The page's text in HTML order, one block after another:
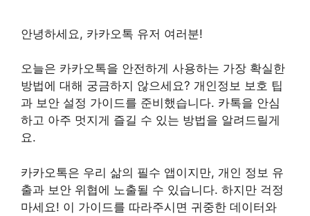
안녕하세요, 카카오톡 유저 여러분!
오늘은 카카오톡을 안전하게 사용하는 가장 확실한
방법에 대해 궁금하지 않으세요? 개인정보 보호 팁
과 보안 설정 가이드를 준비했습니다. 카톡을 안심
하고 아주 멋지게 즐길 수 있는 방법을 알려드릴게
요.
카카오톡은 우리 삶의 필수 앱이지만, 개인 정보 유
출과 보안 위협에 노출될 수 있습니다. 하지만 걱정
마세요! 이 가이드를 따라주시면 귀중한 데이터와